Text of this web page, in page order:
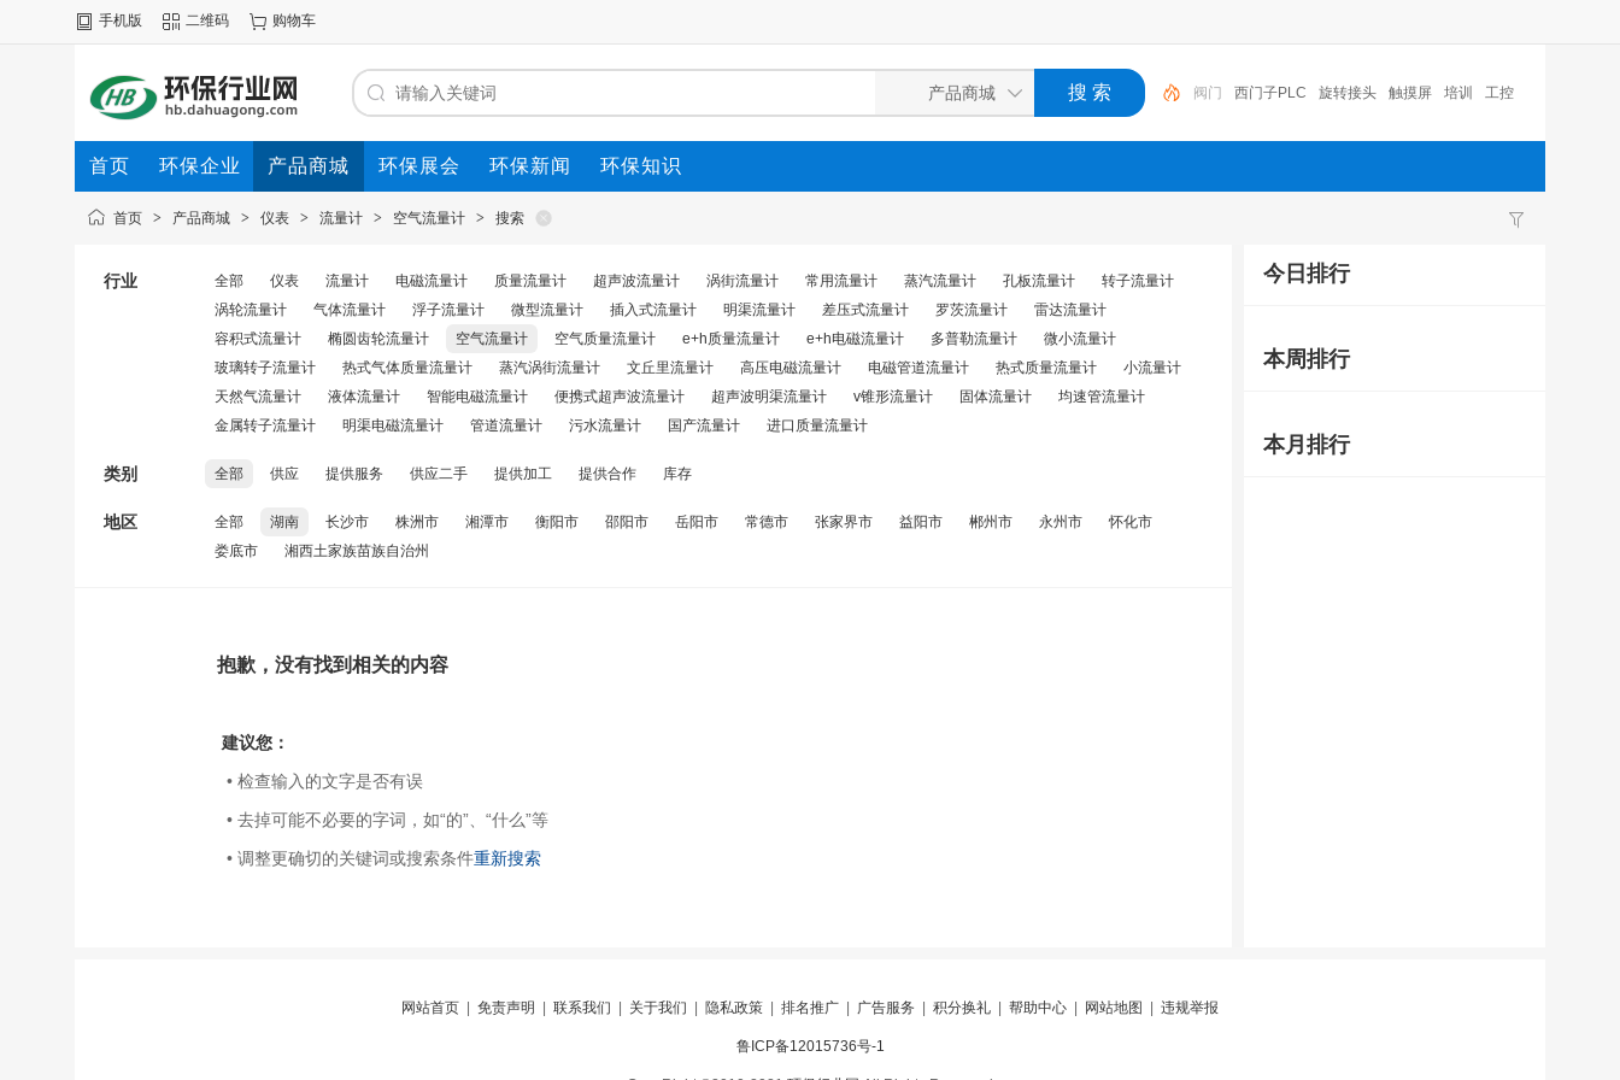
手机版 二维码 购物车
西门子PLC 旋转接头 触摸屏 培训 工控 工控机
变送器 球阀 plc 阀门
首页 环保企业 产品商城 环保展会 环保新闻 环保知识
首页 > 产品商城 > 仪表 > 流量计 > 空气流量计 > 搜索
行业 全部 仪表 流量计 电磁流量计 质量流量计 超声波流量计 涡街流量计 常用流量计 蒸汽流量计 孔板流量计
转子流量计
涡轮流量计
气体流量计 浮子流量计 微型流量计 插入式流量计 明渠流量计 差压式流量计 罗茨流量计
雷达流量计
容积式流量计
椭圆齿轮流量计 空气流量计 空气质量流量计 e+h质量流量计 e+h电磁流量计 多普勒流量计
微小流量计
玻璃转子流量计
热式气体质量流量计 蒸汽涡街流量计 文丘里流量计 高压电磁流量计 电磁管道流量计 热式质量流量计
小流量计
天然气流量计
液体流量计 智能电磁流量计 便携式超声波流量计 超声波明渠流量计 v锥形流量计 固体流量计
均速管流量计
金属转子流量计
明渠电磁流量计 管道流量计 污水流量计 国产流量计 进口质量流量计
类别 全部 供应 提供服务 供应二手 提供加工 提供合作 库存
地区 全部 湖南 长沙市 株洲市 湘潭市 衡阳市 邵阳市 岳阳市 常德市 张家界市 益阳市 郴州市 永州市
怀化市
娄底市
湘西土家族苗族自治州
抱歉，没有找到相关的内容
建议您：
• 检查输入的文字是否有误
• 去掉可能不必要的字词，如“的”、“什么”等
• 调整更确切的关键词或搜索条件重新搜索
今日排行
本周排行
本月排行
网站首页 免责声明 联系我们 关于我们 隐私政策 排名推广 广告服务 积分换礼 帮助中心 网站地图 违规举报
鲁ICP备12015736号-1